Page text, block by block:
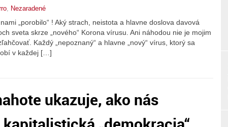
Nezaradené
„porobilo“ ! Aký strach, neistota a hlavne doslova davová
sveta skrze „nového“ Korona vírusu. Ani náhodou nie je mojim
Každý „nepoznaný“ a hlavne „nový“ vírus, ktorý sa
v každej […]
ukazuje, ako nás